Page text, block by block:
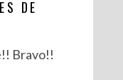
DE
Bravo!!